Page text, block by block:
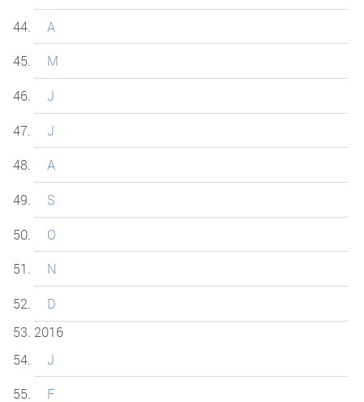
A
M
J
J
A
S
O
N
D
2016
J
F